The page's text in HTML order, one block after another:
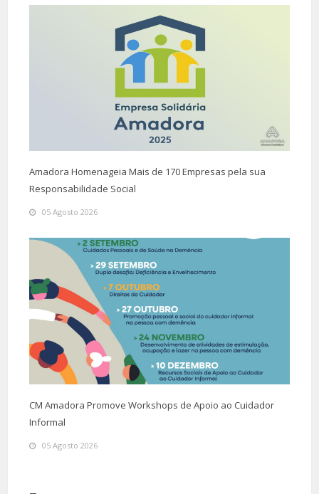
Amadora Homenageia Mais de 170 Empresas pela sua
Responsabilidade Social
05 Agosto 2026
CM Amadora Promove Workshops de Apoio ao Cuidador
Informal
05 Agosto 2026